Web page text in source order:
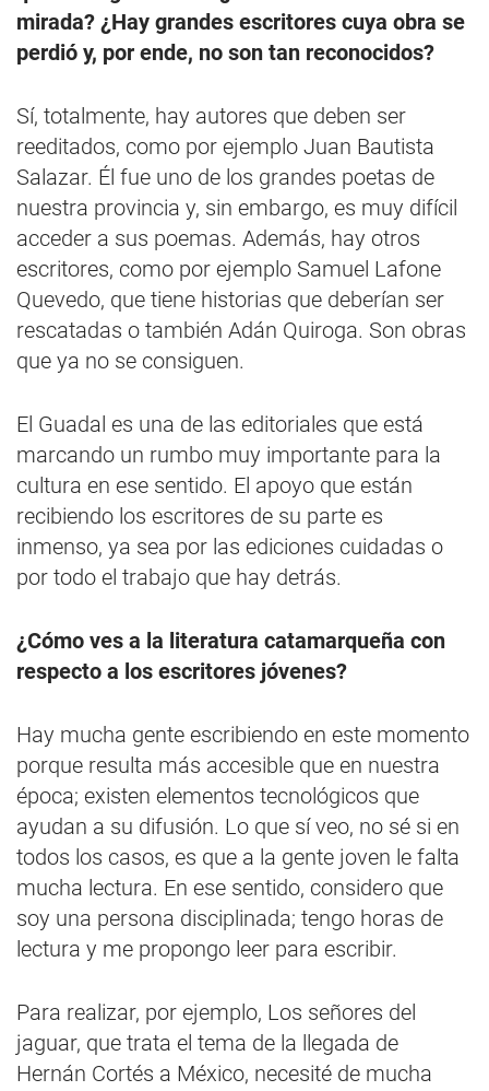
mirada? ¿Hay grandes escritores cuya obra se
perdió y, por ende, no son tan reconocidos?
Sí, totalmente, hay autores que deben ser
reeditados, como por ejemplo Juan Bautista
Salazar. Él fue uno de los grandes poetas de
nuestra provincia y, sin embargo, es muy difícil
acceder a sus poemas. Además, hay otros
escritores, como por ejemplo Samuel Lafone
Quevedo, que tiene historias que deberían ser
rescatadas o también Adán Quiroga. Son obras
que ya no se consiguen.
El Guadal es una de las editoriales que está
marcando un rumbo muy importante para la
cultura en ese sentido. El apoyo que están
recibiendo los escritores de su parte es
inmenso, ya sea por las ediciones cuidadas o
por todo el trabajo que hay detrás.
¿Cómo ves a la literatura catamarqueña con
respecto a los escritores jóvenes?
Hay mucha gente escribiendo en este momento
porque resulta más accesible que en nuestra
época; existen elementos tecnológicos que
ayudan a su difusión. Lo que sí veo, no sé si en
todos los casos, es que a la gente joven le falta
mucha lectura. En ese sentido, considero que
soy una persona disciplinada; tengo horas de
lectura y me propongo leer para escribir.
Para realizar, por ejemplo, Los señores del
jaguar, que trata el tema de la llegada de
Hernán Cortés a México, necesité de mucha